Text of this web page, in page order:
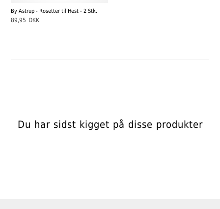
By Astrup - Rosetter til Hest - 2 Stk.
89,95 DKK
Du har sidst kigget på disse produkter